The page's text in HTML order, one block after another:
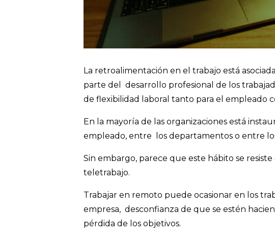
La retroalimentación en el trabajo está
parte del desarrollo profesional de los
de flexibilidad laboral tanto para el empleado
En la mayoría de las organizaciones está
empleado, entre los departamentos o entre
Sin embargo, parece que este hábito se
teletrabajo.
Trabajar en remoto puede ocasionar en los
empresa, desconfianza de que se estén
pérdida de los objetivos.